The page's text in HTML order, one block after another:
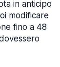
in anticipo
modificare
fino a 48